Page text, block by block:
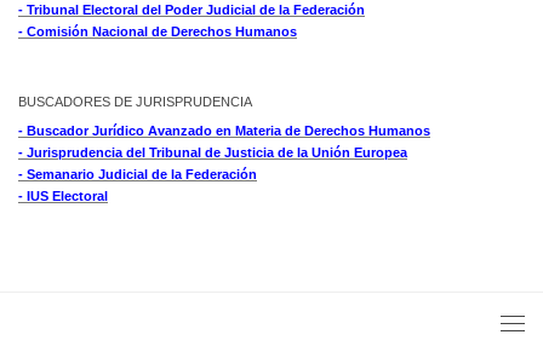
- Tribunal Electoral del Poder Judicial de la Federación
- Comisión Nacional de Derechos Humanos
BUSCADORES DE JURISPRUDENCIA
- Buscador Jurídico Avanzado en Materia de Derechos Humanos
- Jurisprudencia del Tribunal de Justicia de la Unión Europea
- Semanario Judicial de la Federación
- IUS Electoral